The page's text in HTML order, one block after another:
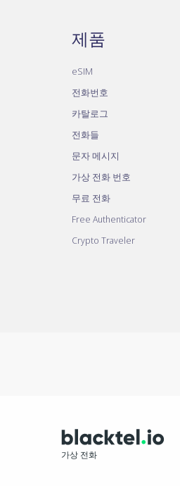
제품
eSIM
전화번호
카탈로그
전화들
문자 메시지
가상 전화 번호
무료 전화
Free Authenticator
Crypto Traveler
가상 전화